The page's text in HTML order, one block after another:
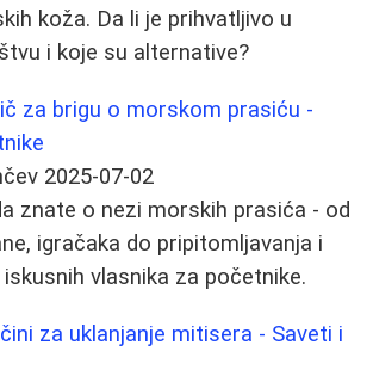
koža. Da li je prihvatljivo u
i koje su alternative?
za brigu o morskom prasiću -
2025-07-02
znate o nezi morskih prasića - od
igračaka do pripitomljavanja i
vlasnika za početnike.
za uklanjanje mitisera - Saveti i